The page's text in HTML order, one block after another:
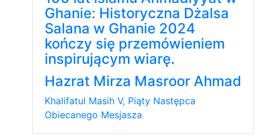
Ghanie: Historyczna Dżalsa
Salana w Ghanie 2024
kończy się przemówieniem
inspirującym wiarę.
Hazrat Mirza Masroor Ahmad
Khalifatul Masih V, Piąty Następca
Obiecanego Mesjasza